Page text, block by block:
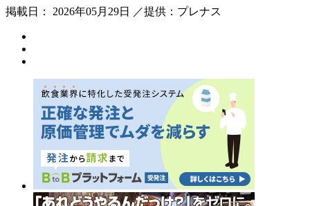
掲載日： 2026年05月29日 ／提供：プレナス